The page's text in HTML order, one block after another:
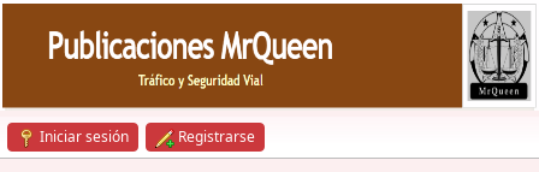
Iniciar sesión Registrarse